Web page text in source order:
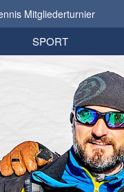
Mitgliederturnier
SPORT
2018